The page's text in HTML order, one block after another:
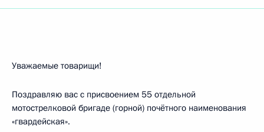
Уважаемые товарищи!
Поздравляю вас с присвоением 55 отдельной
мотострелковой бригаде (горной) почётного наименования
«гвардейская».